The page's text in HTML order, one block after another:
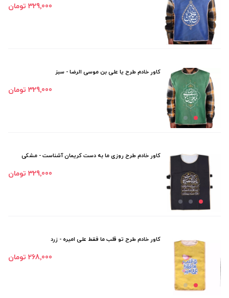
329٬000 تومان
کاور خادم طرح یا علی بن موسی الرضا - سبز
329٬000 تومان
کاور خادم طرح روزی ما به دست کریمان آشناست - مشکی
329٬000 تومان
کاور خادم طرح تو قلب ما فقط علی امیره - زرد
268٬000 تومان